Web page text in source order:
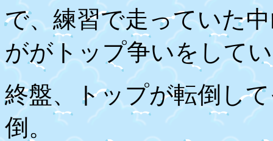
で、練習で走っていた
ががトップ争いをして
終盤、トップが転倒し
倒。